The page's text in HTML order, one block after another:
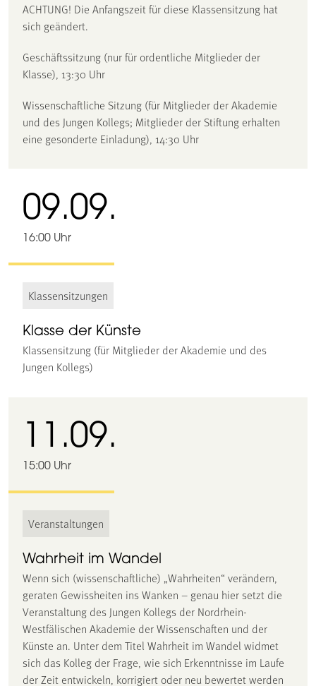
ACHTUNG! Die Anfangszeit für diese Klassensitzung hat
sich geändert.
Geschäftssitzung (nur für ordentliche Mitglieder der
Klasse), 13:30 Uhr
Wissenschaftliche Sitzung (für Mitglieder der Akademie
und des Jungen Kollegs; Mitglieder der Stiftung erhalten
eine gesonderte Einladung), 14:30 Uhr
09.09.
16:00 Uhr
Klassensitzungen
Klasse der Künste
Klassensitzung (für Mitglieder der Akademie und des
Jungen Kollegs)
11.09.
15:00 Uhr
Veranstaltungen
Wahrheit im Wandel
Wenn sich (wissenschaftliche) „Wahrheiten“ verändern,
geraten Gewissheiten ins Wanken – genau hier setzt die
Veranstaltung des Jungen Kollegs der Nordrhein-
Westfälischen Akademie der Wissenschaften und der
Künste an. Unter dem Titel Wahrheit im Wandel widmet
sich das Kolleg der Frage, wie sich Erkenntnisse im Laufe
der Zeit entwickeln, korrigiert oder neu bewertet werden